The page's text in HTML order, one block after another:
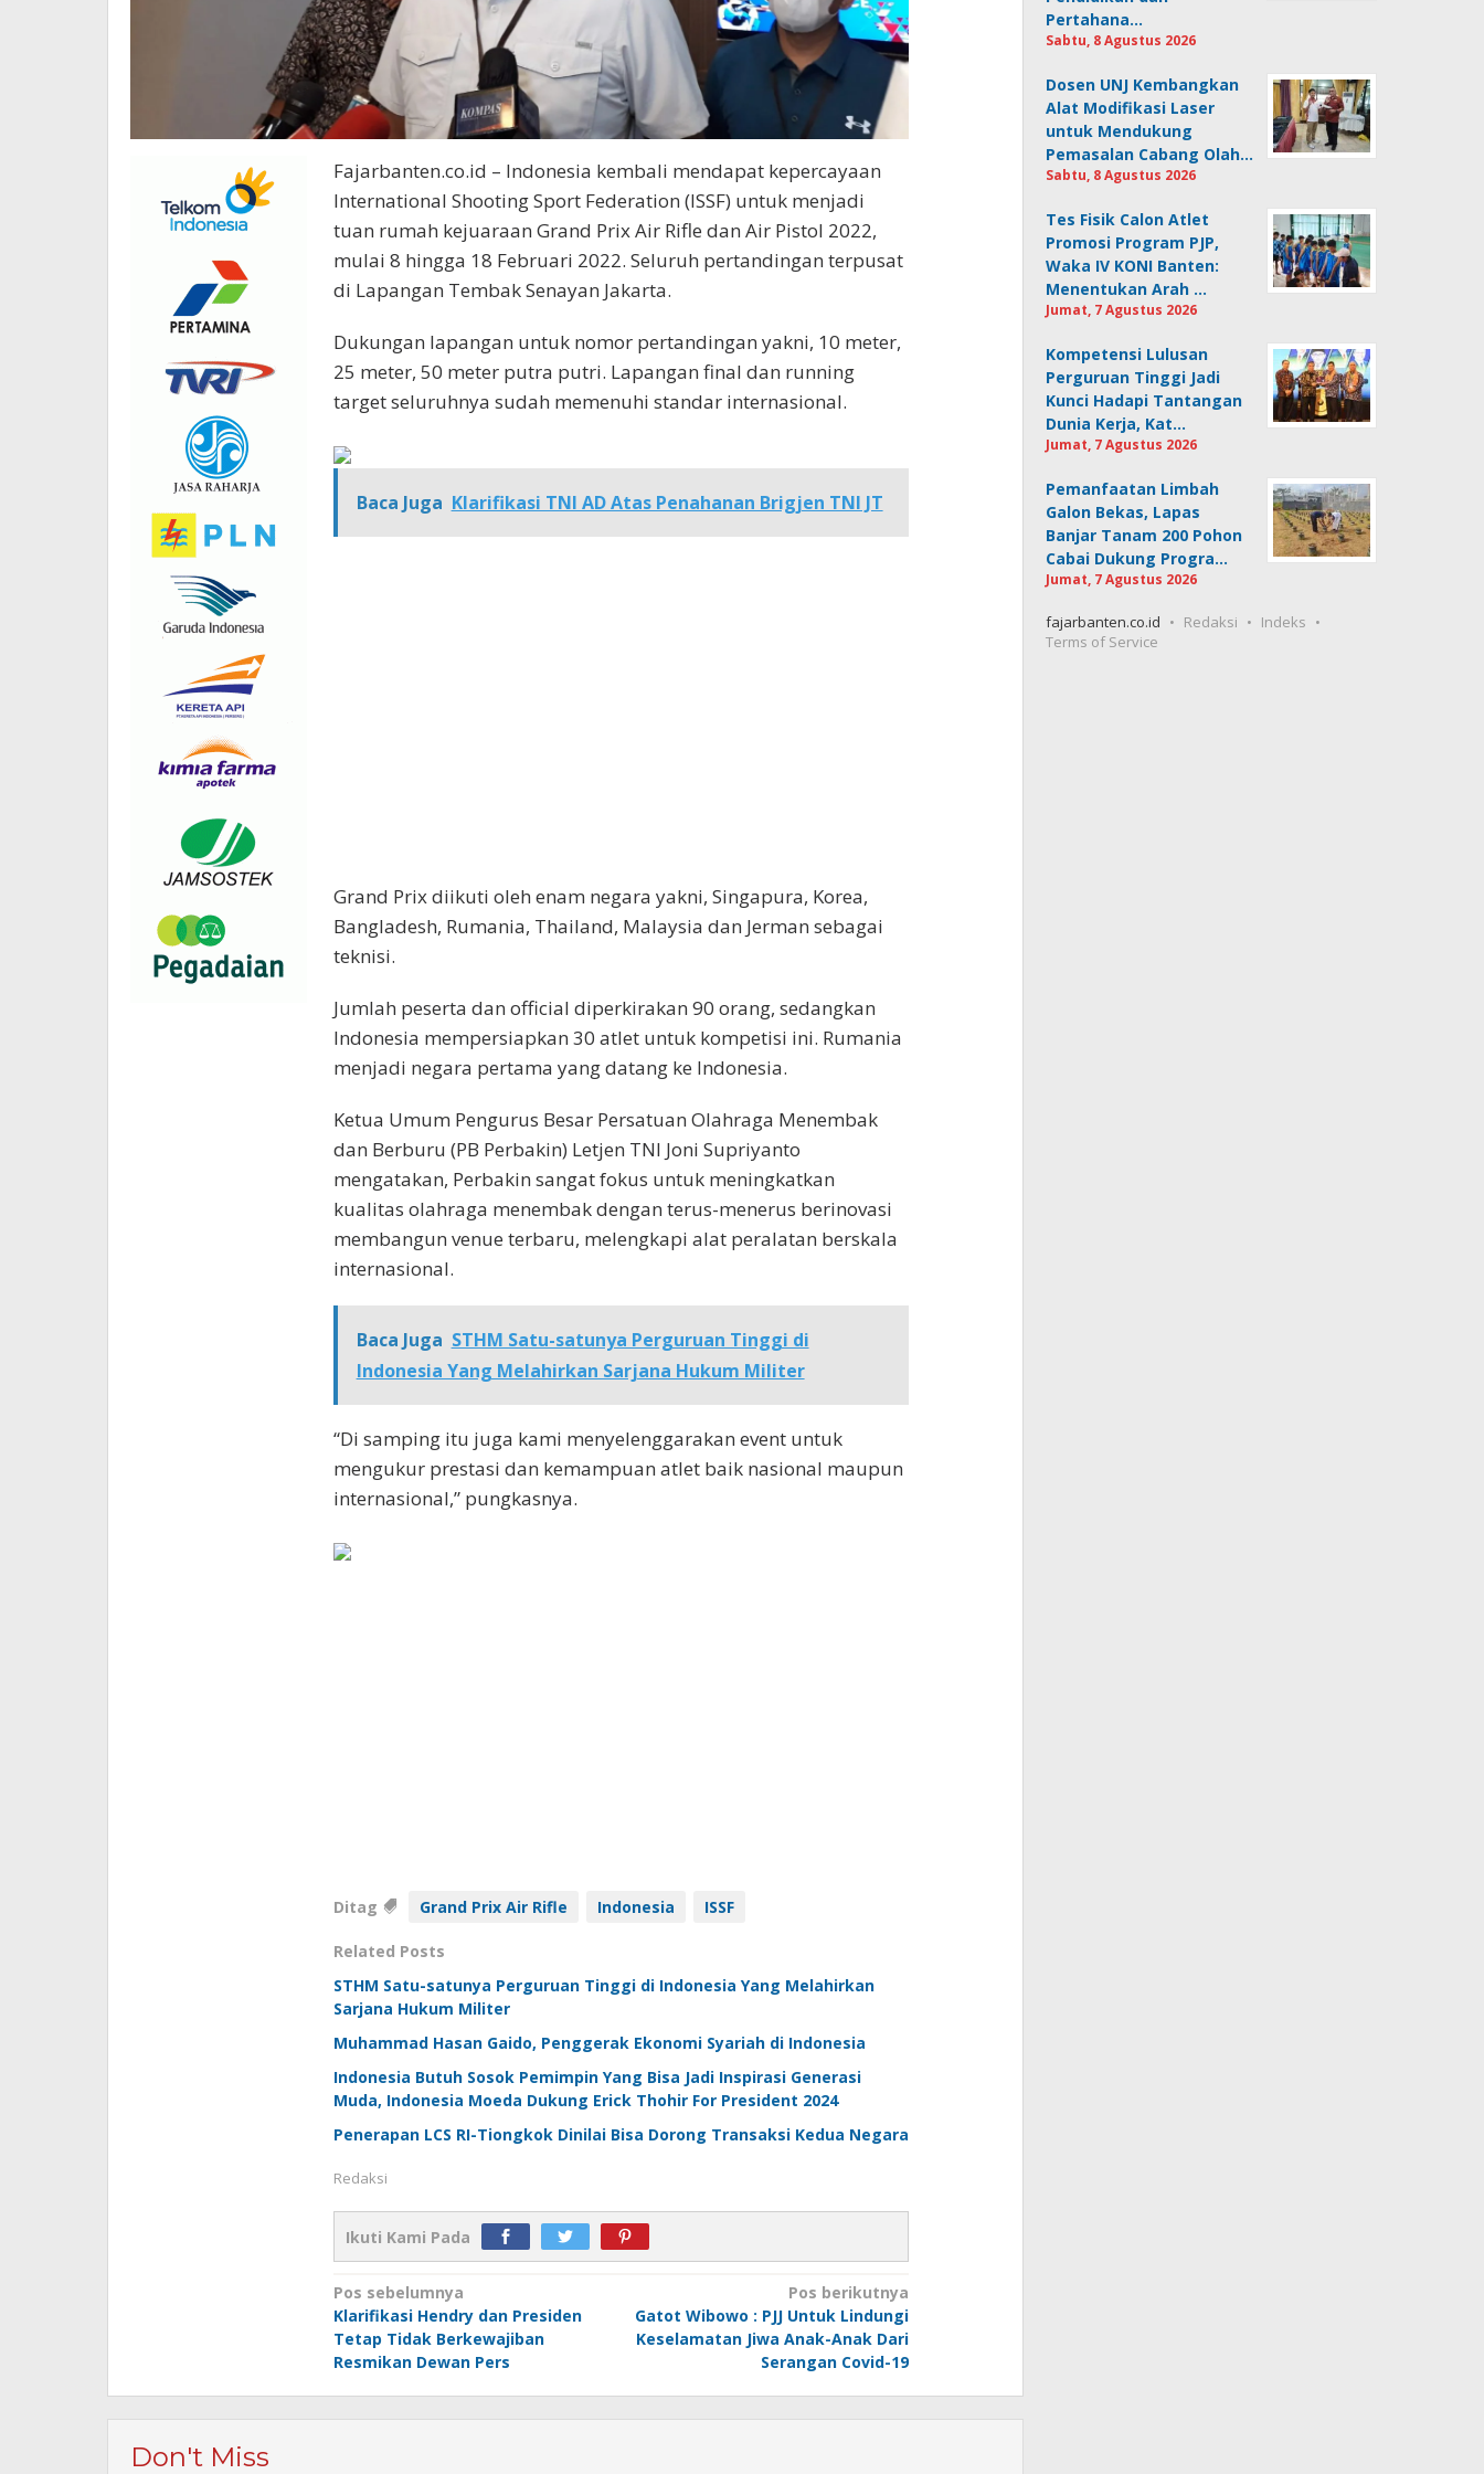
Fajarbanten.co.id – Indonesia kembali mendapat kepercayaan
International Shooting Sport Federation (ISSF) untuk menjadi
tuan rumah kejuaraan Grand Prix Air Rifle dan Air Pistol 2022,
mulai 8 hingga 18 Februari 2022. Seluruh pertandingan terpusat
di Lapangan Tembak Senayan Jakarta.
Dukungan lapangan untuk nomor pertandingan yakni, 10 meter,
25 meter, 50 meter putra putri. Lapangan final dan running
target seluruhnya sudah memenuhi standar internasional.
Baca Juga Klarifikasi TNI AD Atas Penahanan Brigjen TNI JT
Grand Prix diikuti oleh enam negara yakni, Singapura, Korea,
Bangladesh, Rumania, Thailand, Malaysia dan Jerman sebagai
teknisi.
Jumlah peserta dan official diperkirakan 90 orang, sedangkan
Indonesia mempersiapkan 30 atlet untuk kompetisi ini. Rumania
menjadi negara pertama yang datang ke Indonesia.
Ketua Umum Pengurus Besar Persatuan Olahraga Menembak
dan Berburu (PB Perbakin) Letjen TNI Joni Supriyanto
mengatakan, Perbakin sangat fokus untuk meningkatkan
kualitas olahraga menembak dengan terus-menerus berinovasi
membangun venue terbaru, melengkapi alat peralatan berskala
internasional.
Baca Juga STHM Satu-satunya Perguruan Tinggi di
Indonesia Yang Melahirkan Sarjana Hukum Militer
“Di samping itu juga kami menyelenggarakan event untuk
mengukur prestasi dan kemampuan atlet baik nasional maupun
internasional,” pungkasnya.
Ditag Grand Prix Air Rifle Indonesia ISSF
Related Posts
STHM Satu-satunya Perguruan Tinggi di Indonesia Yang Melahirkan
Sarjana Hukum Militer
Muhammad Hasan Gaido, Penggerak Ekonomi Syariah di Indonesia
Indonesia Butuh Sosok Pemimpin Yang Bisa Jadi Inspirasi Generasi
Muda, Indonesia Moeda Dukung Erick Thohir For President 2024
Penerapan LCS RI-Tiongkok Dinilai Bisa Dorong Transaksi Kedua Negara
Redaksi
Ikuti Kami Pada
Navigasi
pos
Pos sebelumnya
Klarifikasi Hendry dan Presiden
Tetap Tidak Berkewajiban
Resmikan Dewan Pers
Pos berikutnya
Gatot Wibowo : PJJ Untuk Lindungi
Keselamatan Jiwa Anak-Anak Dari
Serangan Covid-19
Don't Miss
Pertahana…
Sabtu, 8 Agustus 2026
Dosen UNJ Kembangkan
Alat Modifikasi Laser
untuk Mendukung
Pemasalan Cabang Olah…
Sabtu, 8 Agustus 2026
Tes Fisik Calon Atlet
Promosi Program PJP,
Waka IV KONI Banten:
Menentukan Arah …
Jumat, 7 Agustus 2026
Kompetensi Lulusan
Perguruan Tinggi Jadi
Kunci Hadapi Tantangan
Dunia Kerja, Kat…
Jumat, 7 Agustus 2026
Pemanfaatan Limbah
Galon Bekas, Lapas
Banjar Tanam 200 Pohon
Cabai Dukung Progra…
Jumat, 7 Agustus 2026
fajarbanten.co.id Redaksi
Indeks
Terms of Service